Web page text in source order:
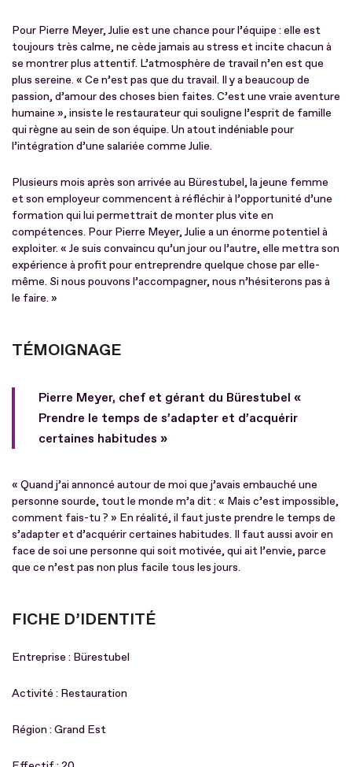
Pour Pierre Meyer, Julie est une chance pour l’équipe : elle est
toujours très calme, ne cède jamais au stress et incite chacun à
se montrer plus attentif. L’atmosphère de travail n’en est que
plus sereine. « Ce n’est pas que du travail. Il y a beaucoup de
passion, d’amour des choses bien faites. C’est une vraie aventure
humaine », insiste le restaurateur qui souligne l’esprit de famille
qui règne au sein de son équipe. Un atout indéniable pour
l’intégration d’une salariée comme Julie.
Plusieurs mois après son arrivée au Bürestubel, la jeune femme
et son employeur commencent à réfléchir à l’opportunité d’une
formation qui lui permettrait de monter plus vite en
compétences. Pour Pierre Meyer, Julie a un énorme potentiel à
exploiter. « Je suis convaincu qu’un jour ou l’autre, elle mettra son
expérience à profit pour entreprendre quelque chose par elle-
même. Si nous pouvons l’accompagner, nous n’hésiterons pas à
le faire. »
TÉMOIGNAGE
Pierre Meyer, chef et gérant du Bürestubel «
Prendre le temps de s’adapter et d’acquérir
certaines habitudes »
« Quand j’ai annoncé autour de moi que j’avais embauché une
personne sourde, tout le monde m’a dit : « Mais c’est impossible,
comment fais-tu ? » En réalité, il faut juste prendre le temps de
s’adapter et d’acquérir certaines habitudes. Il faut aussi avoir en
face de soi une personne qui soit motivée, qui ait l’envie, parce
que ce n’est pas non plus facile tous les jours.
FICHE D’IDENTITÉ
Entreprise : Bürestubel
Activité : Restauration
Région : Grand Est